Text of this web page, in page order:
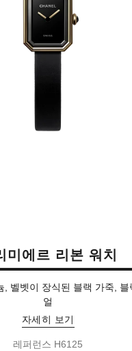
미에르 리본 워치
, 벨벳이 장식된 블랙 가죽, 블
얼
자세히 보기
레퍼런스 H6125